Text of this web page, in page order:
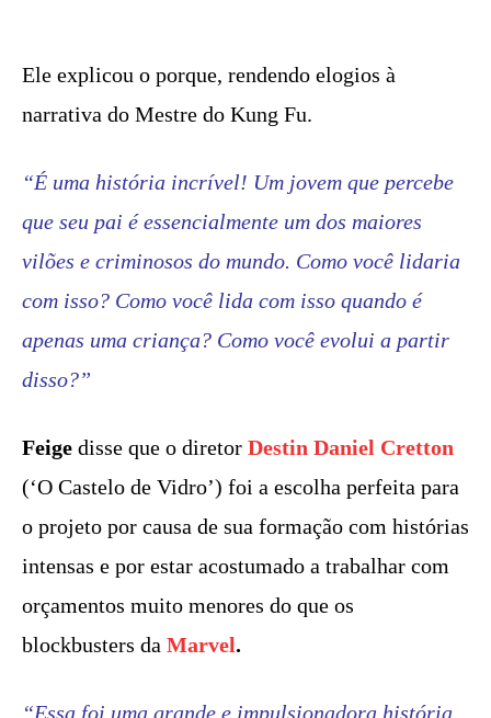
Ele explicou o porque, rendendo elogios à
narrativa do Mestre do Kung Fu.
“É uma história incrível! Um jovem que percebe
que seu pai é essencialmente um dos maiores
vilões e criminosos do mundo. Como você lidaria
com isso? Como você lida com isso quando é
apenas uma criança? Como você evolui a partir
disso?”
Feige disse que o diretor Destin Daniel Cretton
(‘O Castelo de Vidro’) foi a escolha perfeita para
o projeto por causa de sua formação com histórias
intensas e por estar acostumado a trabalhar com
orçamentos muito menores do que os
blockbusters da Marvel.
“Essa foi uma grande e impulsionadora história